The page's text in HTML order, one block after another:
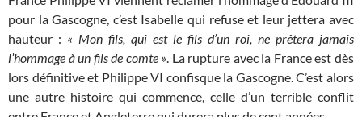
pour la Gascogne, c’est Isabelle qui refuse et leur jettera avec
hauteur : « Mon fils, qui est le fils d’un roi, ne prêtera jamais
l’hommage à un fils de comte ». La rupture avec la France est dès
lors définitive et Philippe VI confisque la Gascogne. C’est alors
une autre histoire qui commence, celle d’un terrible conflit